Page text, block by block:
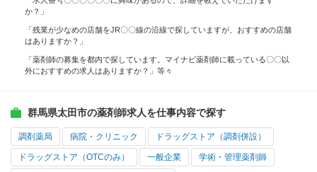
か？」
「残業が少なめの店舗をJR〇〇線の沿線で探していますが、おすすめの店舗
はありますか？」
「薬剤師の募集を都内で探しています。マイナビ薬剤師に載っている〇〇以
外におすすめの求人はありますか？」等々
群馬県太田市の薬剤師求人を仕事内容で探す
調剤薬局 病院・クリニック ドラッグストア（調剤併設）
ドラッグストア（OTCのみ） 一般企業 学術・管理薬剤師